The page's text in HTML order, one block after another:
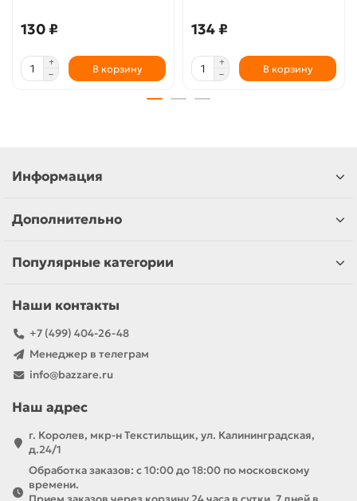
130 ₽
В корзину
134 ₽
В корзину
Информация
Дополнительно
Популярные категории
Наши контакты
+7 (499) 404-26-48
Менеджер в телеграм
info@bazzare.ru
Наш адрес
г. Королев, мкр-н Текстильщик, ул. Калининградская,
д.24/1
Обработка заказов: с 10:00 до 18:00 по московскому
времени.